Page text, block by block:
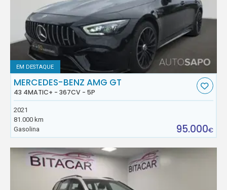
EM DESTAQUE
MERCEDES-BENZ AMG GT
43 4MATIC+ - 367CV - 5P
2021
81.000 km
Gasolina
95.000€